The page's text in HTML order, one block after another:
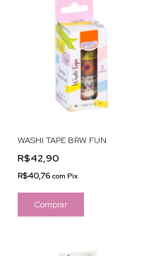
WASHI TAPE BRW FUN
R$42,90
R$40,76 com Pix